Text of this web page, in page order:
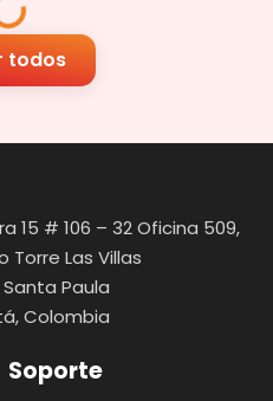
todos
15 # 106 – 32 Oficina 509,
Torre Las Villas
Santa Paula
Colombia
Soporte